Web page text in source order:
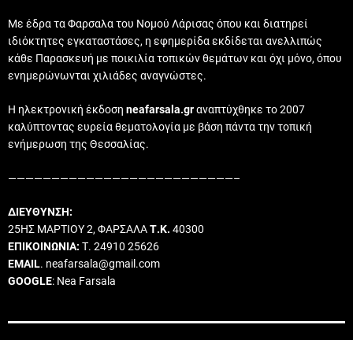
Με έδρα τα Φαρσαλα του Νομού Λάρισας όπου και διατηρεί
ιδιόκτητες εγκαταστάσες, η εφημερίδα εκδίδεται ανελλιπώς
κάθε Παρασκευή με ποικιλία τοπικών θεμάτων και όχι μόνο, όπου
ενημερώνωνται χιλιάδες αναγνώστες.
Η ηλεκτρονική έκδοση neafarsala.grαναπτύχθηκε το 2007
καλύπτοντας ευρεία θεματολογία με βάση πάντα την τοπική
ενήμερωση της Θεσσαλίας.
——————————————————————————–
ΔΙΕΥΘΥΝΣΗ:
25ΗΣ ΜΑΡΤΙΟΥ 2, ΦΑΡΣΑΛΑΤ.Κ. 40300
ΕΠΙΚΟΙΝΩΝΙΑ: Τ. 24910 25626
EMAIL. neafarsala@gmail.com
GOOGLE: Nea Farsala